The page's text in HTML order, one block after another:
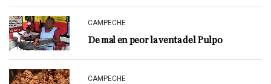
CAMPECHE
De mal en peor la venta del Pulpo
CAMPECHE